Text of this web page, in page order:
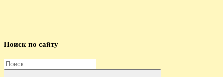
Поиск по сайту
Найти: